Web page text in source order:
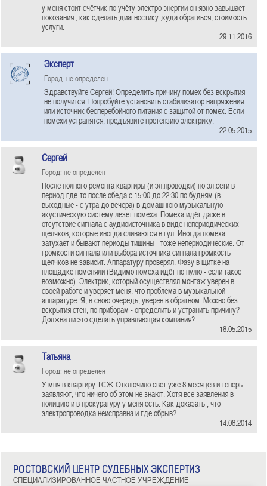
у меня стоит счётчик по учёту электро энергии он явно завышает
покозания , как сделать диагностику ,куда обратиься, стоимость
услуги.
29.11.2016
Эксперт
Город: не определен
Здравствуйте Сергей! Определить причину помех без вскрытия
не получится. Попробуйте установить стабилизатор напряжения
или источник бесперебойного питания с защитой от помех. Если
помехи устранятся, предъявите претензию электрику.
22.05.2015
Сергей
Город: не определен
После полного ремонта квартиры (и эл.проводки) по эл.сети в
период где-то после обеда с 15:00 до 22:30 по будням (в
выходные - с утра до вечера) в домашнюю музыкальную
акустическую систему лезет помеха. Помеха идёт даже в
отсутствие сигнала с аудиоисточника в виде непериодических
щелчков, которые иногда сливаются в гул. Иногда помеха
затухает и бывают периоды тишины - тоже непериодические. От
громкости сигнала или выбора источника сигнала громкость
щелчков не зависит. Аппаратуру проверял. Фазу в щитке на
площадке поменяли (Видимо помеха идёт по нулю - если такое
возможно). Электрик, который осуществлял монтаж уверен в
своей работе и уверяет меня, что проблема в музыкальной
аппаратуре. Я, в свою очередь, уверен в обратном. Можно без
вскрытия стен, по приборам - определить и устранить причину?
Должна ли это сделать управляющая компания?
18.05.2015
Татьяна
Город: не определен
У мня в квартиру ТСЖ Отключило свет уже 8 месяцев и теперь
заявляют, что ничего об этом не знают. Хотя все заявления в
полицию и в прокуратуру у меня есть. Как доказать , что
электропроводка неисправна и где обрыв?
14.08.2014
РОСТОВСКИЙ ЦЕНТР СУДЕБНЫХ ЭКСПЕРТИЗ
СПЕЦИАЛИЗИРОВАННОЕ ЧАСТНОЕ УЧРЕЖДЕНИЕ